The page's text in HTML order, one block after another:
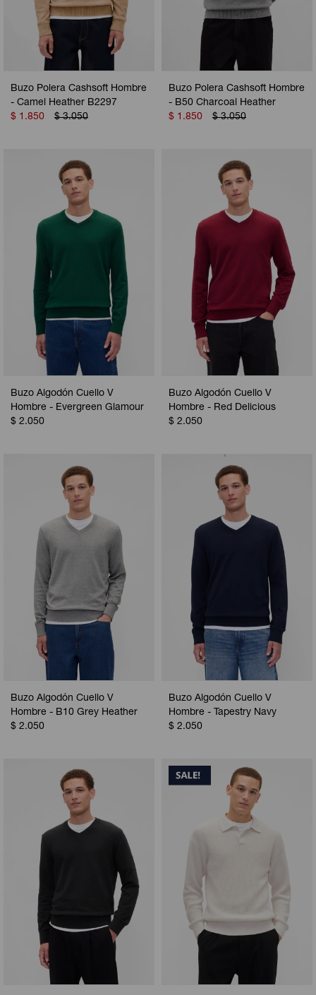
Buzo Polera Cashsoft Hombre
- Camel Heather B2297
$ 1.850 $ 3.050
Buzo Polera Cashsoft Hombre
- B50 Charcoal Heather
$ 1.850 $ 3.050
Buzo Algodón Cuello V
Hombre - Evergreen Glamour
$ 2.050
Buzo Algodón Cuello V
Hombre - Red Delicious
$ 2.050
Buzo Algodón Cuello V
Hombre - B10 Grey Heather
$ 2.050
Buzo Algodón Cuello V
Hombre - Tapestry Navy
$ 2.050